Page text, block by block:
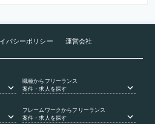
バシーポリシー 運営会社
職種からフリーランス
案件・求人を探す
フレームワークからフリーランス
案件・求人を探す